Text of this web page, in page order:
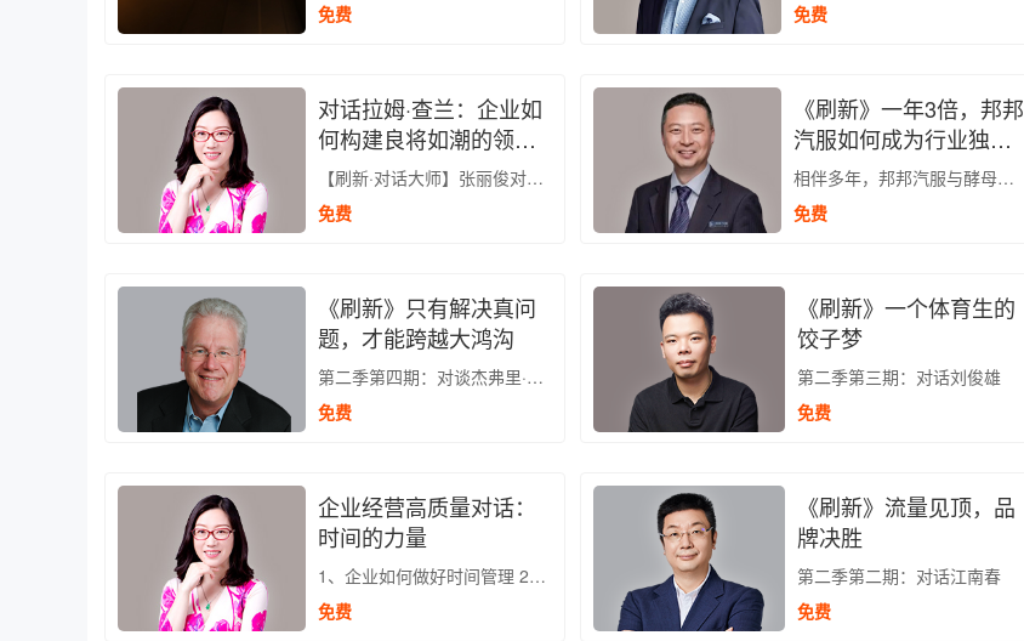
免费
免费
对话拉姆·查兰：企业如
何构建良将如潮的领导
梯队？
【刷新·对话大师】张丽俊对话拉姆·查兰
免费
《刷新》一年3倍，邦邦
汽服如何成为行业独角
兽
相伴多年，邦邦汽服与酵母一路同行有哪些故事？
免费
《刷新》只有解决真问
题，才能跨越大鸿沟
第二季第四期：对谈杰弗里·摩尔
免费
《刷新》一个体育生的
饺子梦
第二季第三期：对话刘俊雄
免费
企业经营高质量对话：
时间的力量
1、企业如何做好时间管理 2、从战略管理到组织领导力，企业如何做好时间管理 3、做好时间管理，实现企业持续增长
免费
《刷新》流量见顶，品
牌决胜
第二季第二期：对话江南春
免费